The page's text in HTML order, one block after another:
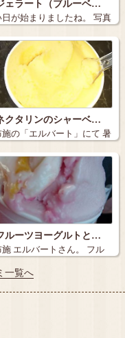
ェラート（ブルーベ…
日が始まりましたね。 写真
暇な…
クタリンのシャーベ…
施の「エルバート」にて 暑
たま…
ルーツヨーグルトと…
施 エルバートさん。 フル
ヨ…
一覧へ